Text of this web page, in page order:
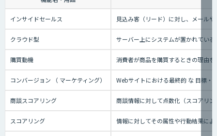
インサイドセールス 見込み客（リード）に対し、メール
クラウド型 サーバー上にシステムが置かれてい
購買動機 消費者が商品を購買するときの理由
コンバージョン （ マーケティング） Webサイトにおける最終的 な 目標・
商談スコアリング 商談情報に対して点数化（スコアリ
スコアリング 情報に対してその属性や行動結果に